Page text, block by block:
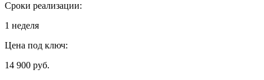
Сроки реализации:
1 неделя
Цена под ключ:
14 900 руб.